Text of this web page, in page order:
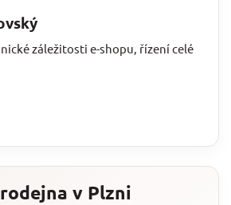
záležitosti e-shopu, řízení celé
v Plzni